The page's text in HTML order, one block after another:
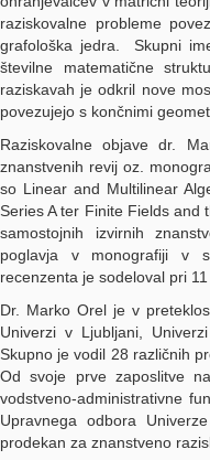
raziskovalne probleme
grafološka jedra. Skupni
številne matematične
raziskavah je odkril nove
povezujejo s končnimi
Raziskovalne objave dr.
znanstvenih revij oz.
so Linear and Multilinear
Series A ter Finite Fields and
samostojnih izvirnih
poglavja v monografiji v
recenzenta je sodeloval pri
Dr. Marko Orel je v
Univerzi v Ljubljani,
Skupno je vodil 28 različnih
Od svoje prve zaposlitve
vodstveno-administrativne
Upravnega odbora
prodekan za znanstveno